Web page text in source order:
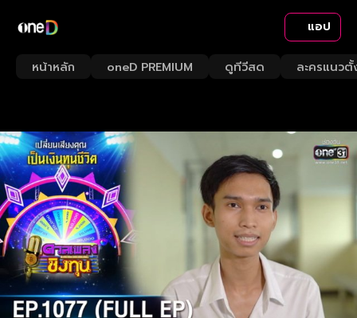
แอป
หน้าหลัก oneD PREMIUM ดูทีวีสด ละครแนวตั้